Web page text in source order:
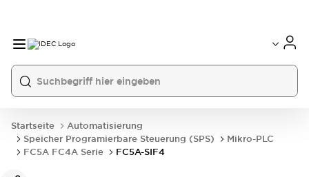
Startseite
Automatisierung
Speicher Programierbare Steuerung (SPS)
Mikro-PLC
FC5A FC4A Serie
FC5A-SIF4